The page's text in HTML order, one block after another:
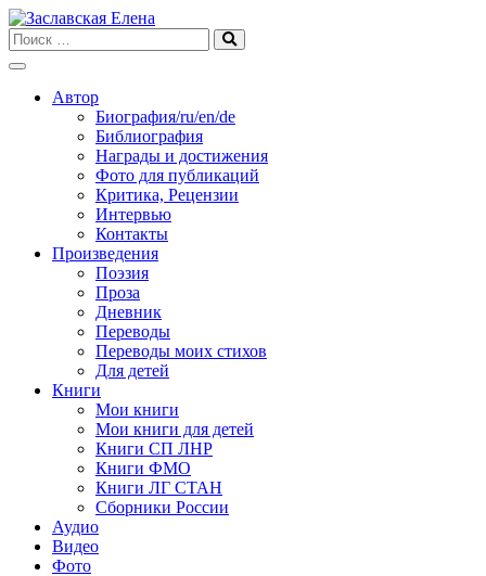
Skip
to
content
Автор
Биография/ru/en/de
Библиография
Награды и достижения
Фото для публикаций
Критика, Рецензии
Интервью
Контакты
Произведения
Поэзия
Проза
Дневник
Переводы
Переводы моих стихов
Для детей
Книги
Мои книги
Мои книги для детей
Книги СП ЛНР
Книги ФМО
Книги ЛГ СТАН
Сборники России
Аудио
Видео
Фото